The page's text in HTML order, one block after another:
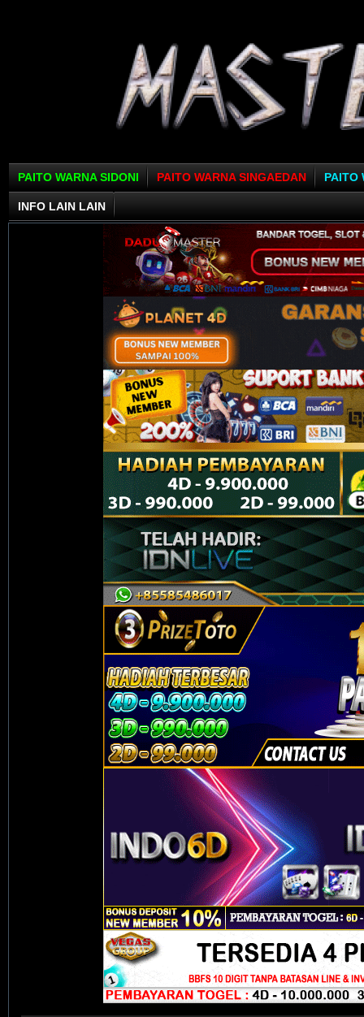
PAITO WARNA SIDONI PAITO WARNA SINGAEDAN PAITO
INFO LAIN LAIN